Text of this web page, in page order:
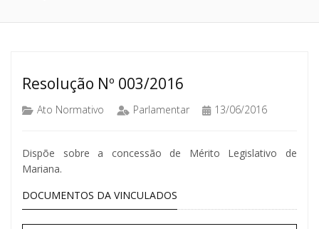
Resolução Nº 003/2016
Ato Normativo Parlamentar 13/06/2016
Dispõe sobre a concessão de Mérito Legislativo de
Mariana.
DOCUMENTOS DA VINCULADOS